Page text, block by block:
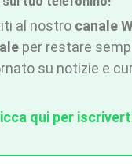
al nostro canale
per restare
su notizie e
qui per